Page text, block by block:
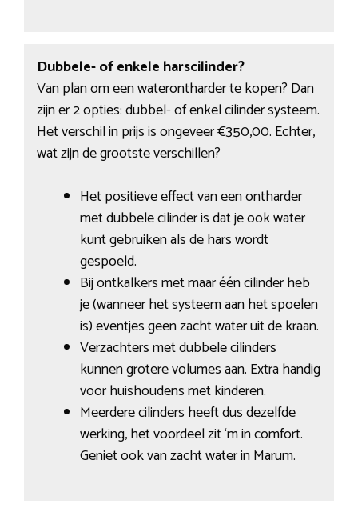
Dubbele- of enkele harscilinder?
Van plan om een waterontharder te kopen? Dan
zijn er 2 opties: dubbel- of enkel cilinder systeem.
Het verschil in prijs is ongeveer €350,00. Echter,
wat zijn de grootste verschillen?
Het positieve effect van een ontharder
met dubbele cilinder is dat je ook water
kunt gebruiken als de hars wordt
gespoeld.
Bij ontkalkers met maar één cilinder heb
je (wanneer het systeem aan het spoelen
is) eventjes geen zacht water uit de kraan.
Verzachters met dubbele cilinders
kunnen grotere volumes aan. Extra handig
voor huishoudens met kinderen.
Meerdere cilinders heeft dus dezelfde
werking, het voordeel zit ‘m in comfort.
Geniet ook van zacht water in Marum.